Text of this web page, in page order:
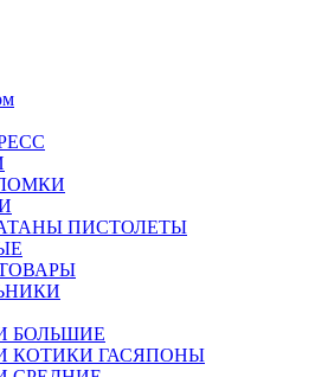
ПИСТОЛЕТЫ
БОЛЬШИЕ
КОТИКИ ГАСЯПОНЫ